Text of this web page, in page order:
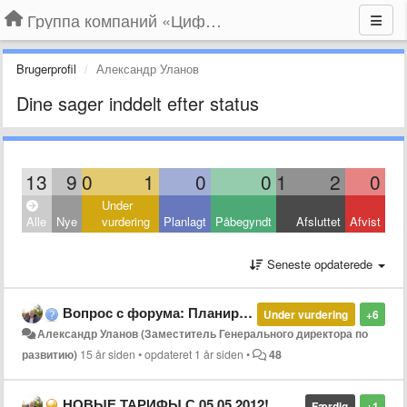
Группа компаний «Цифрабар»
Brugerprofil Александр Уланов
Dine sager inddelt efter status
13 9 0 1 0 0 1 2 0
Alle Nye
Under
vurdering
Planlagt Påbegyndt Afsluttet Afvist
Seneste opdaterede
+6
Under vurdering
Вопрос с форума: Планируется ли IP-TV
Александр Уланов (Заместитель Генерального директора по
развитию) 15 år siden •opdateret 1 år siden • 48